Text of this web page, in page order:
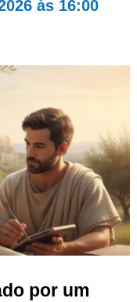
às 16:00
por um